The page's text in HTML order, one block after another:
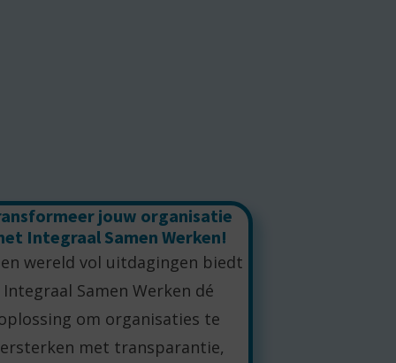
jouw organisatie
Integraal Samen Werken!
wereld vol uitdagingen biedt
Integraal Samen Werken dé
om organisaties te
met transparantie,